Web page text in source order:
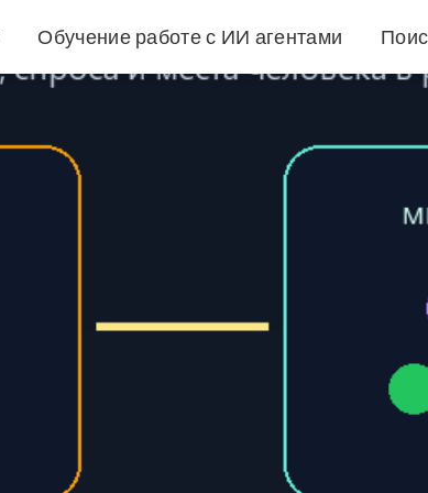
Обучение работе с ИИ агентами